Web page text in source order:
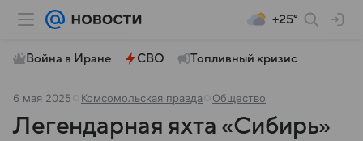
+25°
Война в Иране СВО Топливный кризис
6 мая 2025 Комсомольская правда Общество
Легендарная яхта «Сибирь»